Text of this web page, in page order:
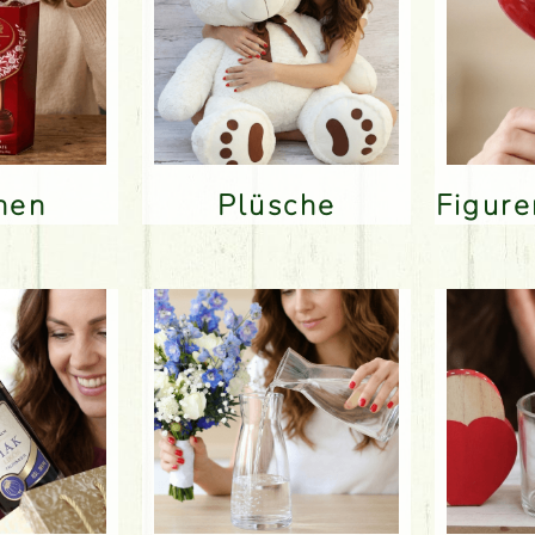
Plüsche